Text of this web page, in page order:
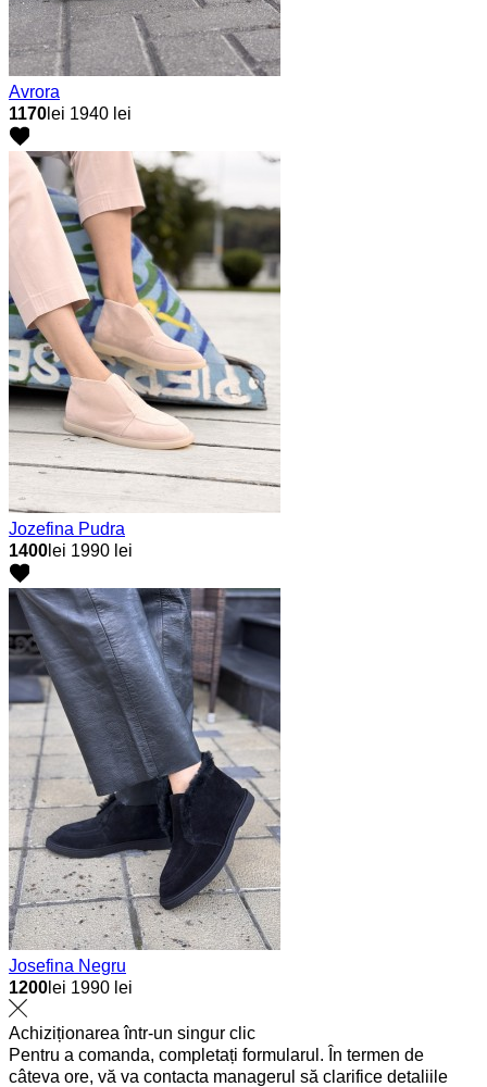
Avrora
1170 lei 1940 lei
Jozefina Pudra
1400 lei 1990 lei
Josefina Negru
1200 lei 1990 lei
Achiziționarea într-un singur clic
Pentru a comanda, completați formularul. În termen de
câteva ore, vă va contacta managerul să clarifice detaliile